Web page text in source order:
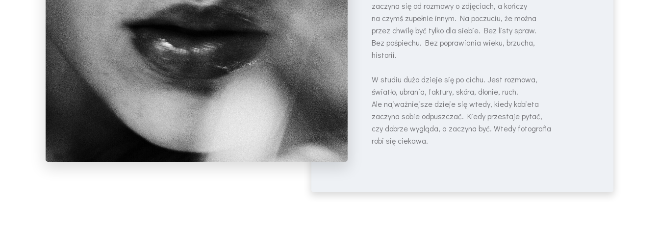
zaczyna się od rozmowy o zdjęciach, a kończy
na czymś zupełnie innym. Na poczuciu, że można
przez chwilę być tylko dla siebie. Bez listy spraw.
Bez pośpiechu. Bez poprawiania wieku, brzucha,
historii.
W studiu dużo dzieje się po cichu. Jest rozmowa,
światło, ubrania, faktury, skóra, dłonie, ruch.
Ale najważniejsze dzieje się wtedy, kiedy kobieta
zaczyna sobie odpuszczać. Kiedy przestaje pytać,
czy dobrze wygląda, a zaczyna być. Wtedy fotografia
robi się ciekawa.